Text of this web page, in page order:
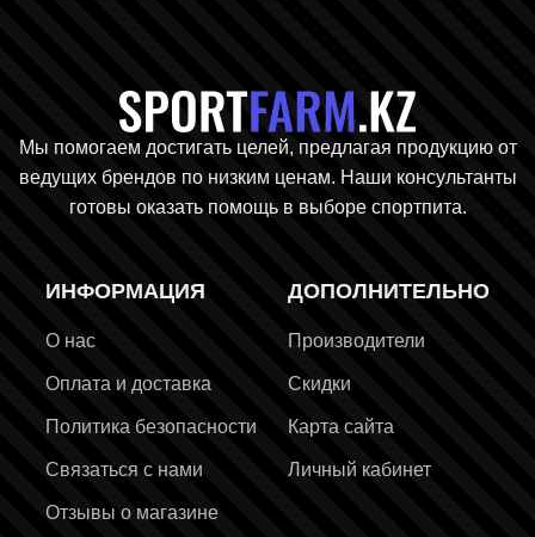
Мы помогаем достигать целей, предлагая продукцию от
ведущих брендов по низким ценам. Наши консультанты
готовы оказать помощь в выборе спортпита.
ИНФОРМАЦИЯ
О нас
Оплата и доставка
Политика безопасности
Связаться с нами
Отзывы о магазине
ДОПОЛНИТЕЛЬНО
Производители
Скидки
Карта сайта
Личный кабинет